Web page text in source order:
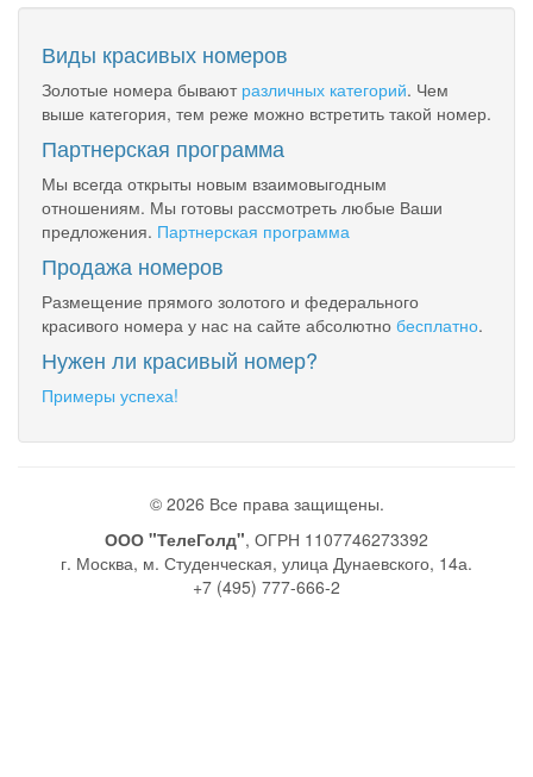
Виды красивых номеров
Золотые номера бывают различных категорий. Чем
выше категория, тем реже можно встретить такой номер.
Партнерская программа
Мы всегда открыты новым взаимовыгодным
отношениям. Мы готовы рассмотреть любые Ваши
предложения. Партнерская программа
Продажа номеров
Размещение прямого золотого и федерального
красивого номера у нас на сайте абсолютно бесплатно.
Нужен ли красивый номер?
Примеры успеха!
© 2026 Все права защищены.
ООО "ТелеГолд", ОГРН 1107746273392
г. Москва, м. Студенческая, улица Дунаевского, 14а.
+7 (495) 777-666-2